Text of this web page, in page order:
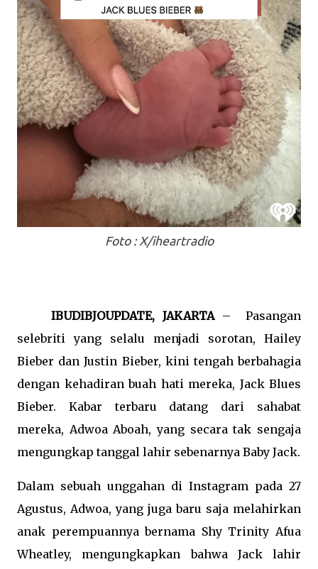
Foto : X/iheartradio
IBUDIBJOUPDATE, JAKARTA–
Pasangan
selebriti yang selalu menjadi sorotan, Hailey
Bieber dan Justin Bieber, kini tengah berbahagia
dengan kehadiran buah hati mereka, Jack Blues
Bieber. Kabar terbaru datang dari sahabat
mereka, Adwoa Aboah, yang secara tak sengaja
mengungkap tanggal lahir sebenarnya Baby Jack.
Dalam sebuah unggahan di Instagram pada 27
Agustus, Adwoa, yang juga baru saja melahirkan
anak perempuannya bernama Shy Trinity Afua
Wheatley, mengungkapkan bahwa Jack lahir